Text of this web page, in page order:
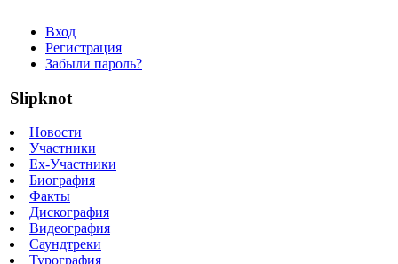
Вход
Регистрация
Забыли пароль?
Slipknot
Новости
Участники
Ex-Участники
Биография
Факты
Дискография
Видеография
Саундтреки
Турография